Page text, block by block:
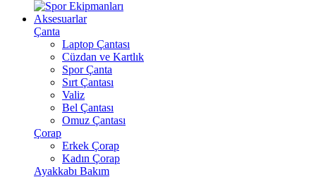
Aksesuarlar
Çanta
Laptop Çantası
Cüzdan ve Kartlık
Spor Çanta
Sırt Çantası
Valiz
Bel Çantası
Omuz Çantası
Çorap
Erkek Çorap
Kadın Çorap
Ayakkabı Bakım